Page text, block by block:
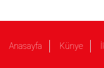
Anasayfa Künye